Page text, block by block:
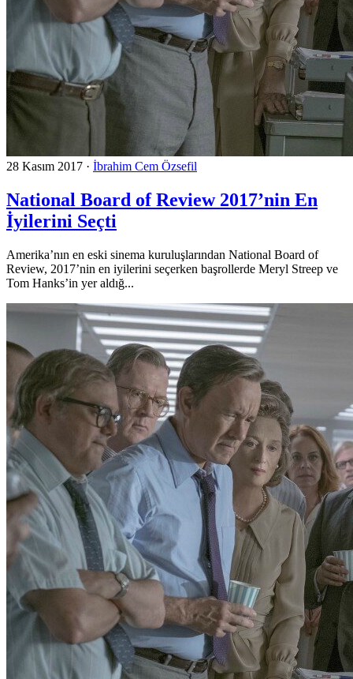
28 Kasım 2017 · İbrahim Cem Özsefil
National Board of Review 2017’nin En
İyilerini Seçti
Amerika’nın en eski sinema kuruluşlarından National Board of
Review, 2017’nin en iyilerini seçerken başrollerde Meryl Streep ve
Tom Hanks’in yer aldığ...